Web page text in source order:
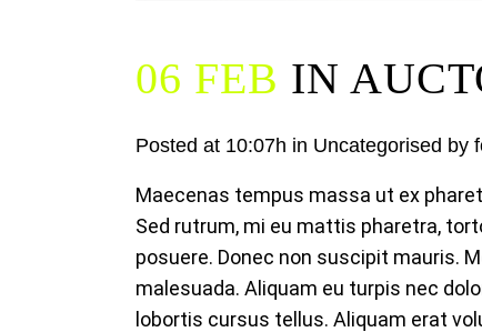
06 FEB IN
Posted at 10:07h in Uncategorised by
Maecenas tempus massa ut ex
Sed rutrum, mi eu mattis pharetra,
posuere. Donec non suscipit mauris.
malesuada. Aliquam eu turpis nec
lobortis cursus tellus. Aliquam erat